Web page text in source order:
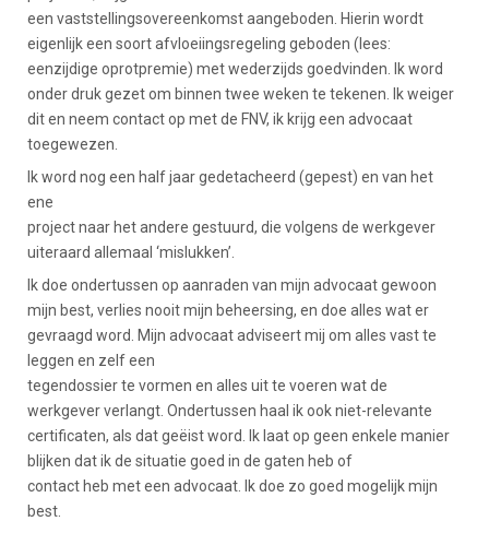
een vaststellingsovereenkomst aangeboden. Hierin wordt
eigenlijk een soort afvloeiingsregeling geboden (lees:
eenzijdige oprotpremie) met wederzijds goedvinden. Ik word
onder druk gezet om binnen twee weken te tekenen. Ik weiger
dit en neem contact op met de FNV, ik krijg een advocaat
toegewezen.
Ik word nog een half jaar gedetacheerd (gepest) en van het
ene
project naar het andere gestuurd, die volgens de werkgever
uiteraard allemaal ‘mislukken’.
Ik doe ondertussen op aanraden van mijn advocaat gewoon
mijn best, verlies nooit mijn beheersing, en doe alles wat er
gevraagd word. Mijn advocaat adviseert mij om alles vast te
leggen en zelf een
tegendossier te vormen en alles uit te voeren wat de
werkgever verlangt. Ondertussen haal ik ook niet-relevante
certificaten, als dat geëist word. Ik laat op geen enkele manier
blijken dat ik de situatie goed in de gaten heb of
contact heb met een advocaat. Ik doe zo goed mogelijk mijn
best.